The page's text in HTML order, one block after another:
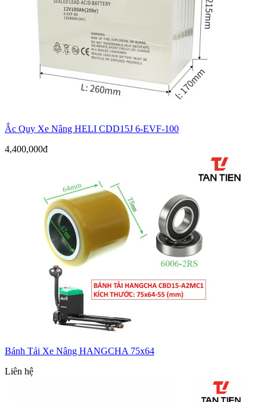
Ắc Quy Xe Nâng HELI CDD15J 6-EVF-100
4,400,000đ
Bánh Tải Xe Nâng HANGCHA 75x64
Liên hệ